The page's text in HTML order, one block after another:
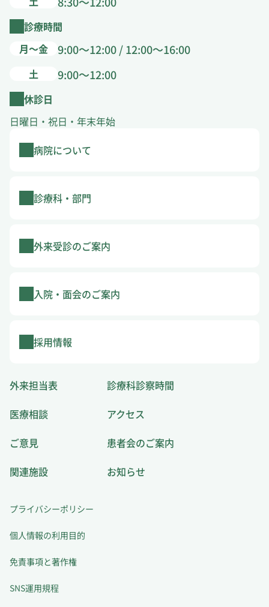
診療時間
月～金
9:00～12:00 / 12:00～16:00
土 9:00～12:00
休診日
日曜日・祝日・年末年始
病院について
診療科・部門
外来受診のご案内
入院・面会のご案内
採用情報
外来担当表
診療科診察時間
医療相談
アクセス
ご意見
患者会のご案内
関連施設
お知らせ
プライバシーポリシー
個人情報の利用目的
免責事項と著作権
SNS運用規程